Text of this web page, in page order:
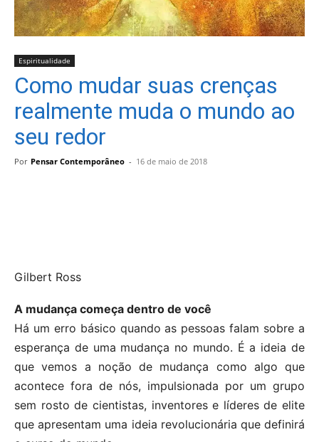
Espiritualidade
Como mudar suas crenças
realmente muda o mundo ao
seu redor
Por Pensar Contemporâneo - 16 de maio de 2018
Gilbert Ross
A mudança começa dentro de você
Há um erro básico quando as pessoas falam sobre a
esperança de uma mudança no mundo. É a ideia de
que vemos a noção de mudança como algo que
acontece fora de nós, impulsionada por um grupo
sem rosto de cientistas, inventores e líderes de elite
que apresentam uma ideia revolucionária que definirá